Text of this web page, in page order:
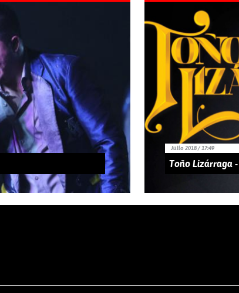
Julio 2018 / 17:49
Toño Lizárraga